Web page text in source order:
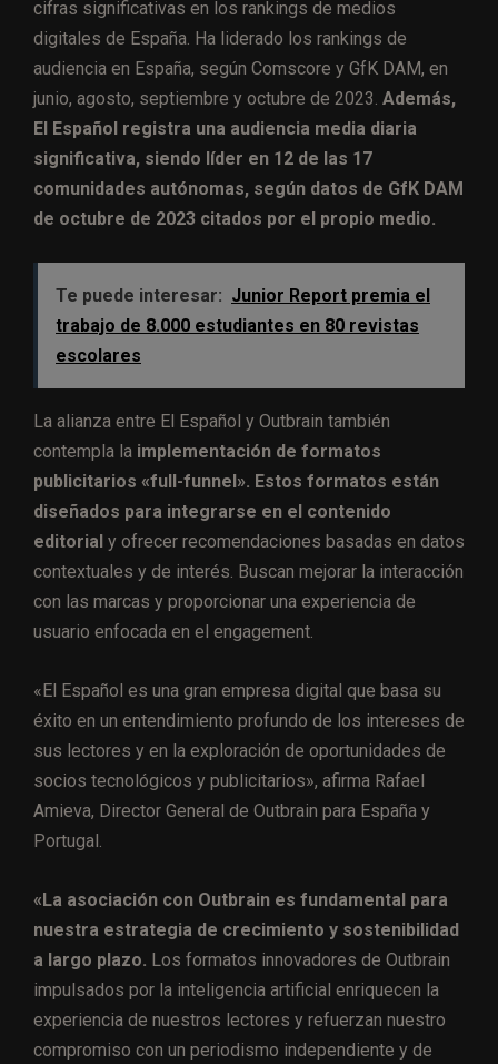
cifras significativas en los rankings de medios
digitales de España. Ha liderado los rankings de
audiencia en España, según Comscore y GfK DAM, en
junio, agosto, septiembre y octubre de 2023. Además,
El Español registra una audiencia media diaria
significativa, siendo líder en 12 de las 17
comunidades autónomas, según datos de GfK DAM
de octubre de 2023 citados por el propio medio.
Te puede interesar: Junior Report premia el
trabajo de 8.000 estudiantes en 80 revistas
escolares
La alianza entre El Español y Outbrain también
contempla la implementación de formatos
publicitarios «full-funnel». Estos formatos están
diseñados para integrarse en el contenido
editorial y ofrecer recomendaciones basadas en datos
contextuales y de interés. Buscan mejorar la interacción
con las marcas y proporcionar una experiencia de
usuario enfocada en el engagement.
«El Español es una gran empresa digital que basa su
éxito en un entendimiento profundo de los intereses de
sus lectores y en la exploración de oportunidades de
socios tecnológicos y publicitarios», afirma Rafael
Amieva, Director General de Outbrain para España y
Portugal.
«La asociación con Outbrain es fundamental para
nuestra estrategia de crecimiento y sostenibilidad
a largo plazo. Los formatos innovadores de Outbrain
impulsados por la inteligencia artificial enriquecen la
experiencia de nuestros lectores y refuerzan nuestro
compromiso con un periodismo independiente y de